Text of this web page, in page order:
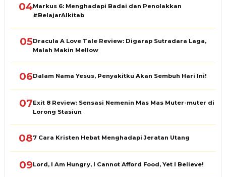
04Markus 6: Menghadapi Badai dan Penolakkan
#BelajarAlkitab
05Dracula A Love Tale Review: Digarap Sutradara Laga,
Malah Makin Mellow
06Dalam Nama Yesus, Penyakitku Akan Sembuh Hari Ini!
07Exit 8 Review: Sensasi Nemenin Mas Mas Muter-muter di
Lorong Stasiun
087 Cara Kristen Hebat Menghadapi Jeratan Utang
09Lord, I Am Hungry, I Cannot Afford Food, Yet I Believe!